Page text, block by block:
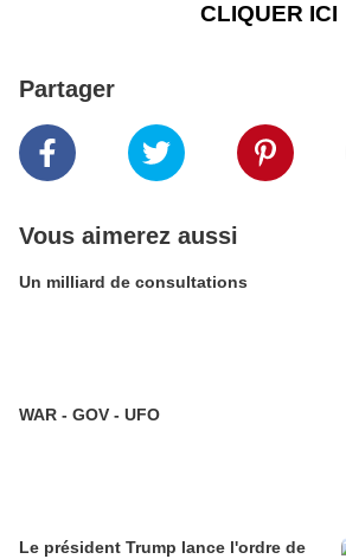
CLIQUER ICI
Partager
Vous aimerez aussi
Un milliard de consultations
WAR - GOV - UFO
Le président Trump lance l'ordre de